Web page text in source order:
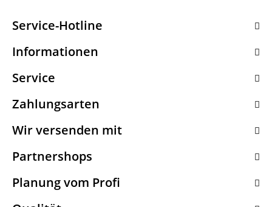
Service-Hotline
Informationen
Service
Zahlungsarten
Wir versenden mit
Partnershops
Planung vom Profi